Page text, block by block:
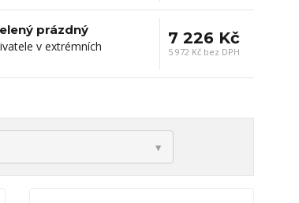
prázdný
v extrémních
7 226 Kč
5 972 Kč bez DPH